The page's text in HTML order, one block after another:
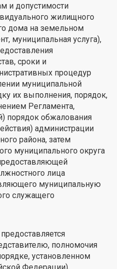
и допустимости
жилищного
дома на земельном
муниципальная услуга),
сроки и
процедур
муниципальной
их выполнения, порядок,
Регламента,
порядок обжалования
администрации
района, затем
муниципального округа
лица
муниципальную
служащего
полномочия
установленном